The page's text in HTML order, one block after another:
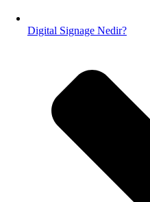
Digital Signage Nedir?